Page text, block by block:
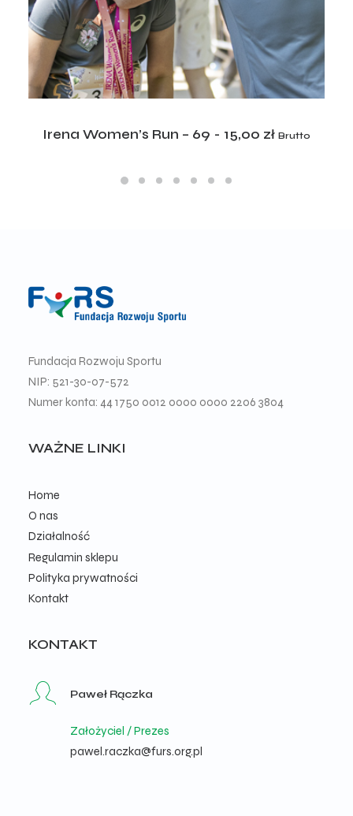
ADD TO CART
Irena Women’s Run – 69 15,00 zł Brutto
Fundacja Rozwoju Sportu
NIP: 521-30-07-572
Numer konta: 44 1750 0012 0000 0000 2206 3804
WAŻNE LINKI
Home
O nas
Działalność
Regulamin sklepu
Polityka prywatności
Kontakt
KONTAKT
Paweł Rączka
Założyciel / Prezes
pawel.raczka@furs.org.pl